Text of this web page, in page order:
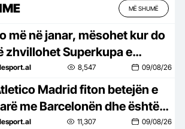
MË SHUMË
më në janar, mësohet kur do
zhvillohet Superkupa e
Dy vende favorite për
organizuar turneun
8,547 09/08/26
Madrid fiton betejën e
me Barcelonën dhe është
pranë zyrtarizimit të
11,307 09/08/26